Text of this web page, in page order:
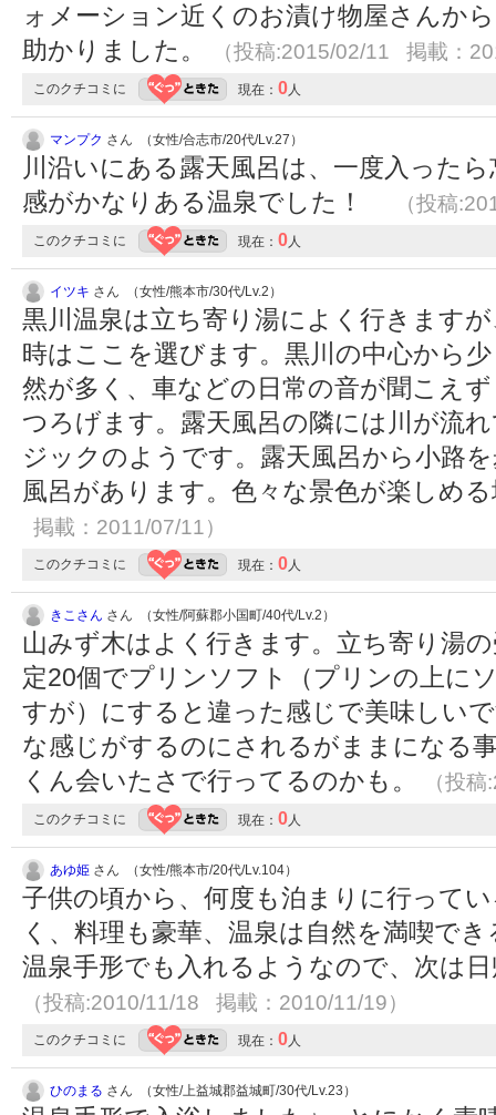
ォメーション近くのお漬け物屋さんか
助かりました。
（投稿:2015/02/11 掲載：
このクチコミに 現在： 0人
マンプク さん （女性/合志市/20代/Lv.27）
川沿いにある露天風呂は、一度入っ
感がかなりある温泉でした！
（投稿
このクチコミに 現在： 0人
イツキ さん （女性/熊本市/30代/Lv.2）
黒川温泉は立ち寄り湯によく行きます
時はここを選びます。黒川の中心から
然が多く、車などの日常の音が聞こえ
つろげます。露天風呂の隣には川が流
ジックのようです。露天風呂から小路
風呂があります。色々な景色が楽しめ
掲載：2011/07/11）
このクチコミに 現在： 0人
きこさん さん （女性/阿蘇郡小国町/40代/Lv.2）
山みず木はよく行きます。立ち寄り湯
定20個でプリンソフト（プリンの上に
すが）にすると違った感じで美味しい
な感じがするのにされるがままになる
くん会いたさで行ってるのかも。
（投
このクチコミに 現在： 0人
あゆ姫 さん （女性/熊本市/20代/Lv.104）
子供の頃から、何度も泊まりに行って
く、料理も豪華、温泉は自然を満喫で
温泉手形でも入れるようなので、次は
（投稿:2010/11/18 掲載：2010/11/19）
このクチコミに 現在： 0人
ひのまる さん （女性/上益城郡益城町/30代/Lv.23）